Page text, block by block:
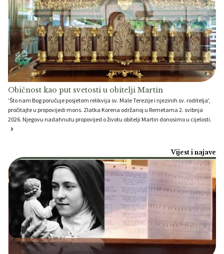
Običnost kao put svetosti u obitelji Martin
'Što nam Bog poručuje posjetom relikvija sv. Male Terezije i njezinih sv. roditelja',
pročitajte u propovijedi mons. Zlatka Korena održanoj u Remetama 2. svibnja
2026. Njegovu nadahnutu propovijed o životu obitelji Martin donosimo u cijelosti.
Vijest i najave